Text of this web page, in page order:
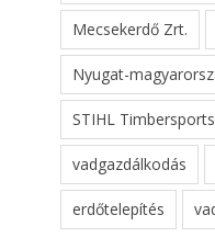
Mecsekerdő Zrt.
Nyugat-
STIHL Timbersports
vadgazdálkodás
erdőtelepítés